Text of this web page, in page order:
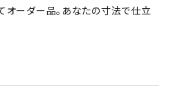
オーダー品。あなたの寸法で仕立